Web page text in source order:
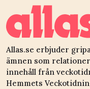
Allas.se erbjuder
ämnen som
innehåll från
Hemmets